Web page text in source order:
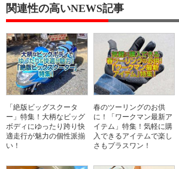
関連性の高いNEWS記事
「絶版ビッグスクータ
ー」特集！大柄なビッグ
ボディにゆったり跨り快
適走行が魅力の個性派揃
い！
春のツーリングのお供
に！「ワークマン最新ア
イテム」特集！気軽に購
入できるアイテムで楽し
さもプラスワン！